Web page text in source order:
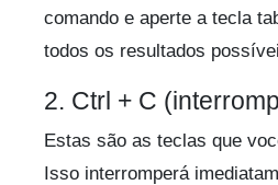
comando e aperte a tecla
todos os resultados
2. Ctrl + C
Estas são as teclas que
Isso interromperá